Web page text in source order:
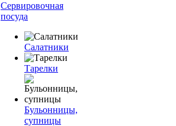
Сервировочная
посуда
Салатники
Тарелки
Бульонницы,
супницы